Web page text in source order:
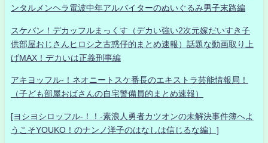
ンタルメンヘラ電波中年アルバイターのぬいぐるみ男子末路編
スケバン！デカッフルまっくす（デカい強い2次元嫁だいすき子
供部屋おじさんヒロシ之古惑仔的まとめ速報）話題な動画取り上
げMAX！デカいは正義刑事編
アキヨッフル-！ネオニートスケ番長のエキストラ芸能情報局！
（子ども部屋おばさんの自宅警備員的まとめ速報）
[ヨシヨシロッフル-！！-素浪人勇者カツオンの未解決事件簿へよ
うこそYOUKO！のナンノ洋子のはなしは信じるな編）]